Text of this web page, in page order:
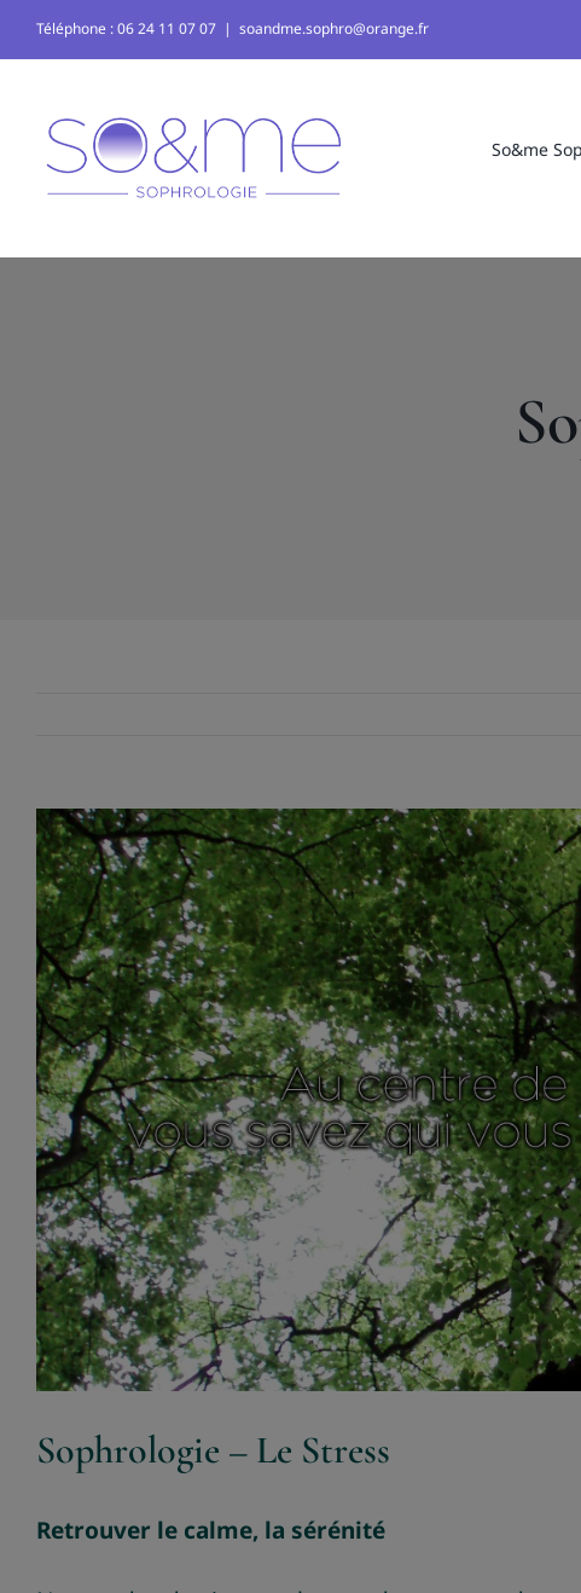
Passer
au
contenu
Téléphone : 06 24 11 07 07 | soandme.sophro@orange.fr
So&me
Voir
l'image
agrandie
Sophrologie – Le Stress
Retrouver le calme, la sérénité